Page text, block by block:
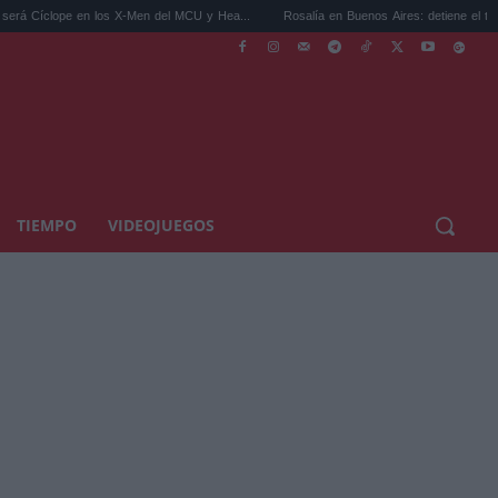
X-Men del MCU y Hea... Rosalía en Buenos Aires: detiene el tráfico y se s...
TIEMPO VIDEOJUEGOS